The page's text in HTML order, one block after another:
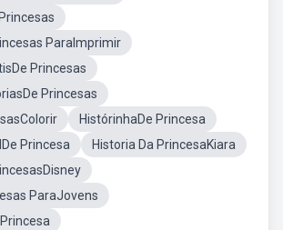
ParaImprimir
Princesas
Princesas
HistórinhaDe Princesa
Princesa
Historia Da PrincesaKiara
ParaJovens